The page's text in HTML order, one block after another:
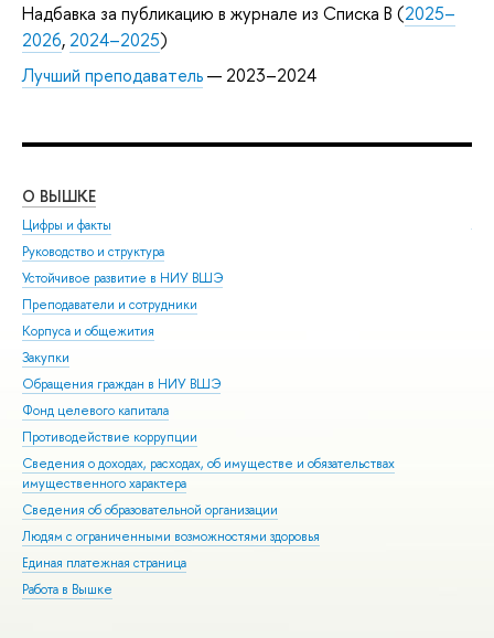
Надбавка за публикацию в журнале из Списка B (2025–
2026, 2024–2025)
Лучший преподаватель— 2023–2024
О ВЫШКЕ
Цифры и факты
Руководство и структура
Устойчивое развитие в НИУ ВШЭ
Преподаватели и сотрудники
Корпуса и общежития
Закупки
Обращения граждан в НИУ ВШЭ
Фонд целевого капитала
Противодействие коррупции
Сведения о доходах, расходах, об имуществе и обязательствах
имущественного характера
Сведения об образовательной организации
Людям с ограниченными возможностями здоровья
Единая платежная страница
Работа в Вышке